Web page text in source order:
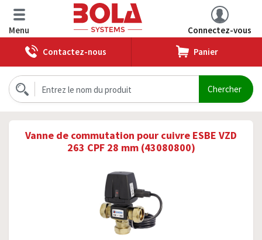
Menu
Connectez-vous
Contactez-nous
Panier
Vanne de commutation pour cuivre ESBE VZD
263 CPF 28 mm (43080800)